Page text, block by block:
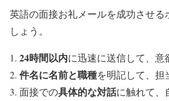
英語の面接お礼メールを成功させる
しょう。
24時間以内に迅速に送信して、意
件名に名前と職種を明記して、担
面接での具体的な対話に触れて、